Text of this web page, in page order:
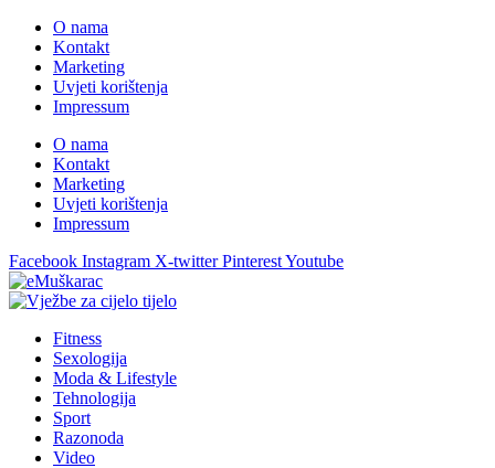
O nama
Kontakt
Marketing
Uvjeti korištenja
Impressum
O nama
Kontakt
Marketing
Uvjeti korištenja
Impressum
Facebook Instagram X-twitter PinterestYoutube
Fitness
Sexologija
Moda & Lifestyle
Tehnologija
Sport
Razonoda
Video